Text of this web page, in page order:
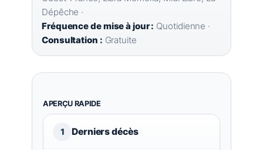
Dépêche ·
Fréquence de mise à jour : Quotidienne ·
Consultation : Gratuite
APERÇU RAPIDE
1 Derniers décès